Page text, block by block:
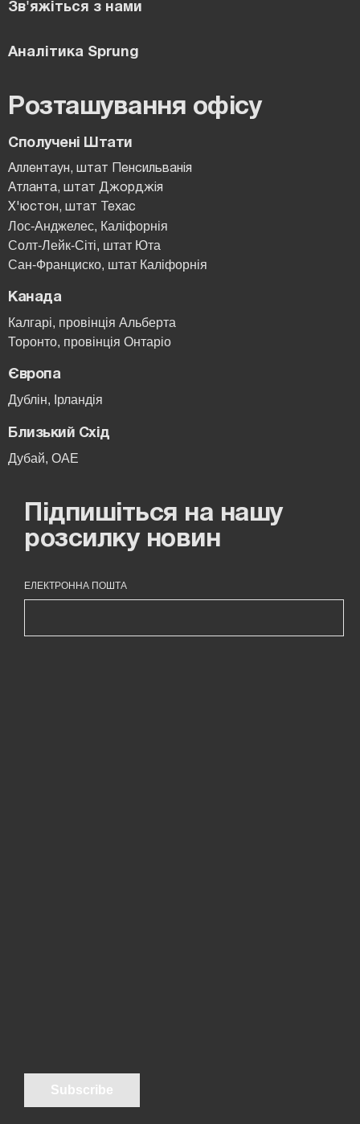
Зв'яжіться з нами
Аналітика Sprung
Розташування офісу
Сполучені Штати
Аллентаун, штат Пенсильванія
Атланта, штат Джорджія
Х'юстон, штат Техас
Лос-Анджелес, Каліфорнія
Солт-Лейк-Сіті, штат Юта
Сан-Франциско, штат Каліфорнія
Канада
Калгарі, провінція Альберта
Торонто, провінція Онтаріо
Європа
Дублін, Ірландія
Близький Схід
Дубай, ОАЕ
Підпишіться на нашу
розсилку новин
ЕЛЕКТРОННА ПОШТА